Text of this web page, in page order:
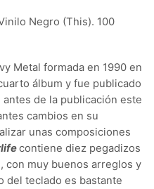
Negro (This). 100
Metal formada en 1990 en
álbum y fue publicado
antes de la publicación este
cambios en su
unas composiciones
contiene diez pegadizos
con muy buenos arreglos y
del teclado es bastante